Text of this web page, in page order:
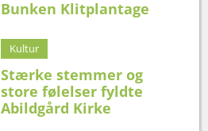
Bunken Klitplantage
Kultur
Stærke stemmer og
store følelser fyldte
Abildgård Kirke